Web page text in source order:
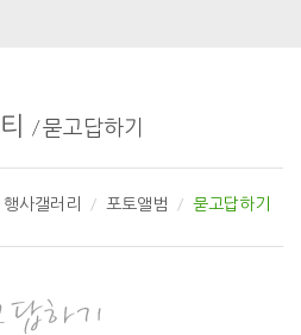
/묻고답하기
행사갤러리 포토앨범 묻고답하기